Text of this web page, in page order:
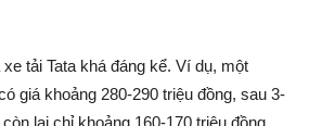
tải Tata khá đáng kể. Ví dụ, một
giá khoảng 280-290 triệu đồng, sau 3-